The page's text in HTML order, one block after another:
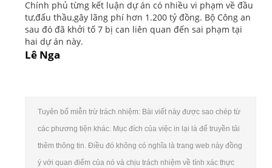
Chính phủ từng kết luận dự án có nhiều vi phạm về đầu
tư,đấu thầu,gây lãng phí hơn 1.200 tỷ đồng. Bộ Công an
sau đó đã khởi tố 7 bị can liên quan đến sai phạm tại
hai dự án này.
Lê Nga
Tuyên bố miễn trừ trách nhiệm: Bài viết này được sao chép từ
các phương tiện khác. Mục đích của việc in lại là để truyền tải
thêm thông tin. Điều đó không có nghĩa là trang web này đồng
ý với quan điểm của nó và chịu trách nhiệm về tính xác thực